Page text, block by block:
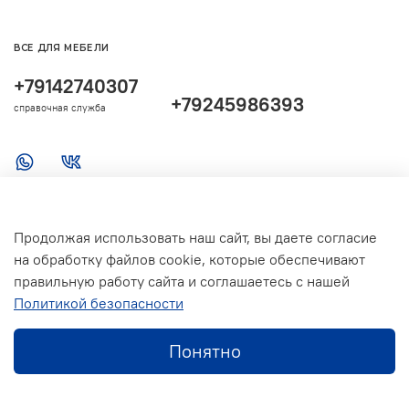
+79142740307
справочная служба +79245986393
ВСЕ ДЛЯ МЕБЕЛИ
Продолжая использовать наш сайт, вы даете согласие
на обработку файлов cookie, которые обеспечивают
правильную работу сайта и соглашаетесь с нашей
Политикой безопасности
Понятно